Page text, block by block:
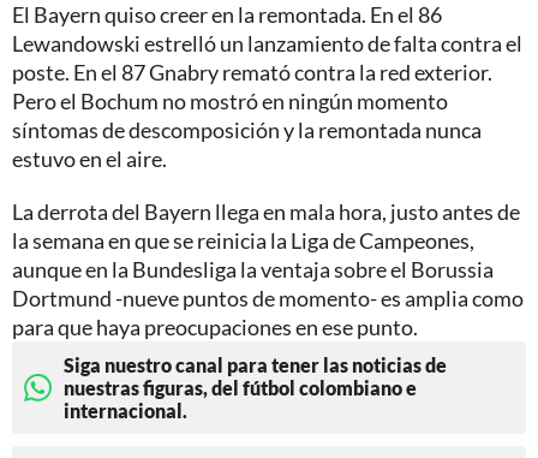
El Bayern quiso creer en la remontada. En el 86
Lewandowski estrelló un lanzamiento de falta contra el
poste. En el 87 Gnabry remató contra la red exterior.
Pero el Bochum no mostró en ningún momento
síntomas de descomposición y la remontada nunca
estuvo en el aire.
La derrota del Bayern llega en mala hora, justo antes de
la semana en que se reinicia la Liga de Campeones,
aunque en la Bundesliga la ventaja sobre el Borussia
Dortmund -nueve puntos de momento- es amplia como
para que haya preocupaciones en ese punto.
Siga nuestro canal para tener las noticias de
nuestras figuras, del fútbol colombiano e
internacional.